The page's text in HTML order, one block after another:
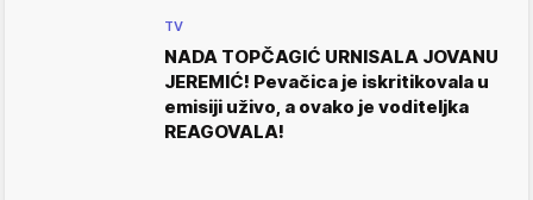
TV
NADA TOPČAGIĆ URNISALA JOVANU
JEREMIĆ! Pevačica je iskritikovala u
emisiji uživo, a ovako je voditeljka
REAGOVALA!